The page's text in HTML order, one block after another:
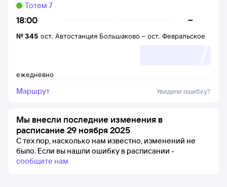
18:00 –
Тотем 7
ежедневно
№345 ост. Автостанция Большаково – ост. Февральское
Маршрут Увидели ошибку?
Мы внесли последние изменения в
расписание 29 ноября 2025
С тех пор, насколько нам известно, изменений не
было. Если вы нашли ошибку в расписании -
сообщите нам